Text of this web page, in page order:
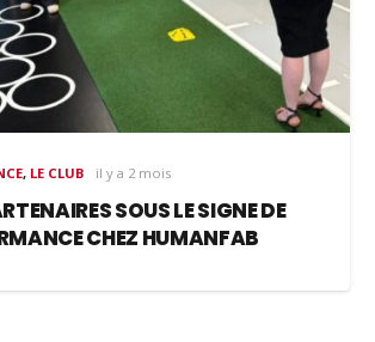
, LE CLUB il y a 2 mois
SOUS LE SIGNE DE
CHEZ HUMANFAB